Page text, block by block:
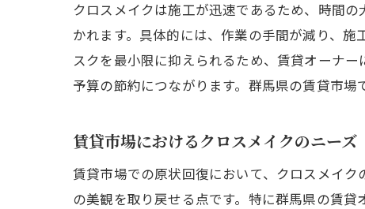
クロスメイクは施工が迅速であるため、時間
かれます。具体的には、作業の手間が減り、
スクを最小限に抑えられるため、賃貸オーナ
予算の節約につながります。群馬県の賃貸市場
賃貸市場におけるクロスメイクのニーズ
賃貸市場での原状回復において、クロスメイ
の美観を取り戻せる点です。特に群馬県の賃